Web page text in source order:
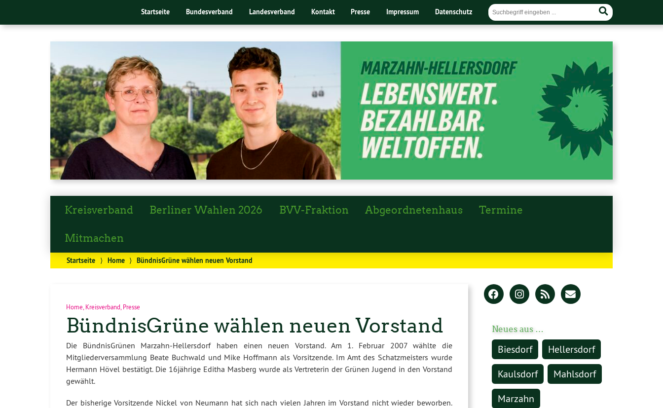
Startseite Bundesverband Landesverband Kontakt Presse Impressum Datenschutz
Kreisverband Berliner Wahlen 2026 BVV-Fraktion Abgeordnetenhaus Termine
Mitmachen
Startseite ⟩ Home ⟩ BündnisGrüne wählen neuen Vorstand
Home Kreisverband Presse
BündnisGrüne wählen neuen Vorstand
Die BündnisGrünen Marzahn-Hellersdorf haben einen neuen Vorstand. Am 1. Februar 2007 wählte die
Mitgliederversammlung Beate Buchwald und Mike Hoffmann als Vorsitzende. Im Amt des Schatzmeisters wurde
Hermann Hövel bestätigt. Die 16jährige Editha Masberg wurde als Vertreterin der Grünen Jugend in den Vorstand
gewählt.
Der bisherige Vorsitzende Nickel von Neumann hat sich nach vielen Jahren im Vorstand nicht wieder beworben.
Neues aus …
Biesdorf
Hellersdorf
Kaulsdorf
Mahlsdorf
Marzahn